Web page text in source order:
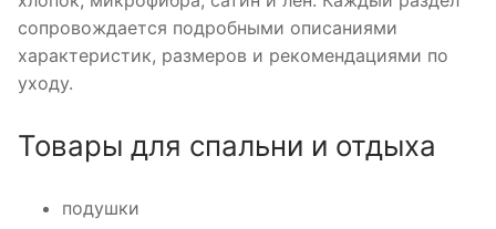
сопровождается подробными описаниями
характеристик, размеров и рекомендациями по
уходу.
Товары для спальни и отдыха
подушки